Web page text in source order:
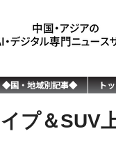
◆国・地域別記事◆ ト
プ＆SUV